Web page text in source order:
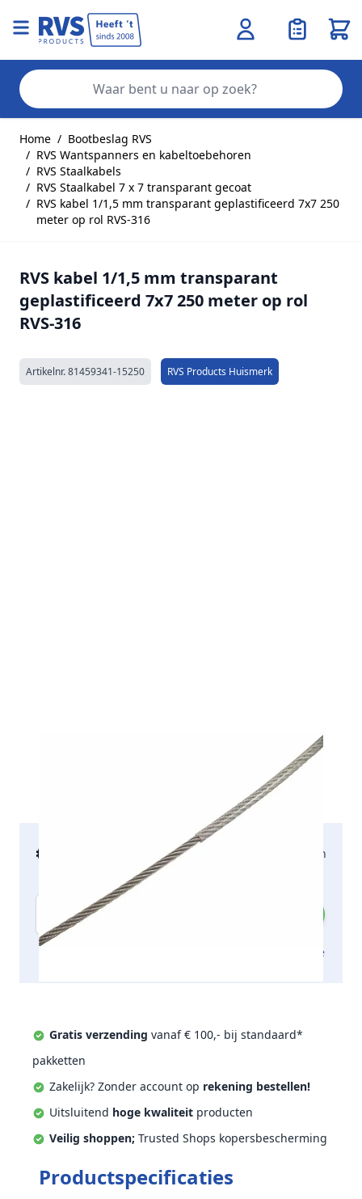
Home / Bootbeslag RVS
/ RVS Wantspanners en kabeltoebehoren
/ RVS Staalkabels
/ RVS Staalkabel 7 x 7 transparant gecoat
/ RVS kabel 1/1,5 mm transparant geplastificeerd 7x7 250
meter op rol RVS-316
RVS kabel 1/1,5 mm transparant
geplastificeerd 7x7 250 meter op rol
RVS-316
Artikelnr.81459341-15250 RVS Products Huismerk
€ 60,82 incl. btw 2-5 werkdagen
Aantal
Toevoegen aan offerte
Gratis verzending vanaf € 100,- bij standaard*
pakketten
Zakelijk? Zonder account op rekening bestellen!
Uitsluitend hoge kwaliteit producten
Veilig shoppen; Trusted Shops kopersbescherming
Productspecificaties